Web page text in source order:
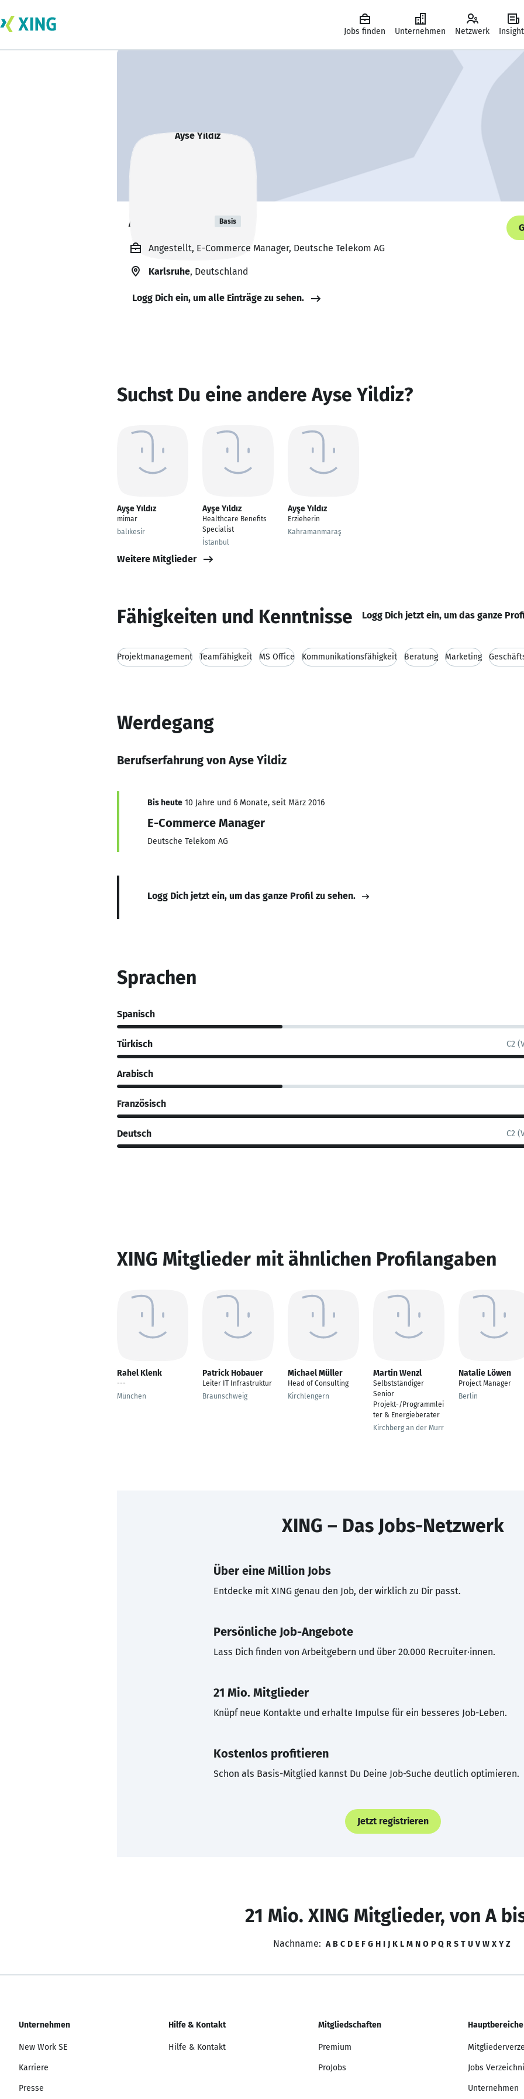
Jobs finden Unternehmen Netzwerk
Ayse Yildiz Basis
Angestellt, E-Commerce Manager, Deutsche Telekom AG
Karlsruhe, Deutschland
Logg Dich ein, um alle Einträge zu sehen.
Suchst Du eine andere Ayse Yildiz?
Ayşe Yıldız
mimar
balıkesir
Ayşe Yıldız
Healthcare Benefits
Specialist
İstanbul
Ayşe Yıldız
Erzieherin
Kahramanmaraş
Weitere Mitglieder
Fähigkeiten und Kenntnisse Logg Dich jetzt ein, um das ganze
Projektmanagement Teamfähigkeit MS Office Kommunikationsfähigkeit Beratung Marketing
Werdegang
Berufserfahrung von Ayse Yildiz
Bis heute 10 Jahre und 6 Monate, seit März 2016
E-Commerce Manager
Deutsche Telekom AG
Logg Dich jetzt ein, um das ganze Profil zu sehen.
Sprachen
Spanisch
Türkisch C2
Arabisch
Französisch
Deutsch C2
XING Mitglieder mit ähnlichen Profilangaben
Rahel Klenk
---
München
Patrick Hobauer
Leiter IT Infrastruktur
Braunschweig
Michael Müller
Head of Consulting
Kirchlengern
Martin Wenzl
Selbstständiger
Senior
Projekt-/Programmlei
ter & Energieberater
Kirchberg an der Murr
Natalie Löwen
Project Manager
Berlin
XING – Das Jobs-Netzwerk
Über eine Million Jobs
Entdecke mit XING genau den Job, der wirklich zu Dir passt.
Persönliche Job-Angebote
Lass Dich finden von Arbeitgebern und über 20.000 Recruiter·innen.
21 Mio. Mitglieder
Knüpf neue Kontakte und erhalte Impulse für ein besseres Job-Leben.
Kostenlos profitieren
Schon als Basis-Mitglied kannst Du Deine Job-Suche deutlich optimieren.
Jetzt registrieren
21 Mio. XING Mitglieder, von A
Nachname: A B C D E F G H I J K L M N O P Q R S T U V W X Y Z
Unternehmen
New Work SE
Karriere
Presse
Hilfe & Kontakt
Hilfe & Kontakt
Mitgliedschaften
Premium
ProJobs
Hauptbereiche
Jobs
Unternehmen